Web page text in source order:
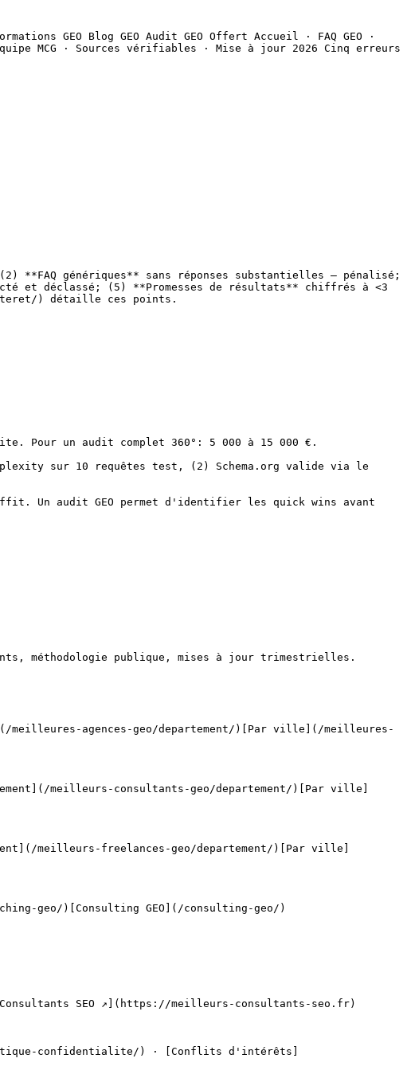
GEO Blog GEO Audit GEO Offert Accueil · FAQ GEO ·
MCG · Sources vérifiables · Mise à jour 2026 Cinq erreurs
**FAQ génériques** sans réponses substantielles — pénalisé;
et déclassé; (5) **Promesses de résultats** chiffrés à <3
) détaille ces points.
meilleures-agences-geo/departement/)[Par ville](/meilleures-
meilleurs-consultants-geo/departement/)[Par ville]
meilleurs-freelances-geo/departement/)[Par ville]
geo/)[Consulting GEO](/consulting-geo/)
SEO ↗](https://meilleurs-consultants-seo.fr)